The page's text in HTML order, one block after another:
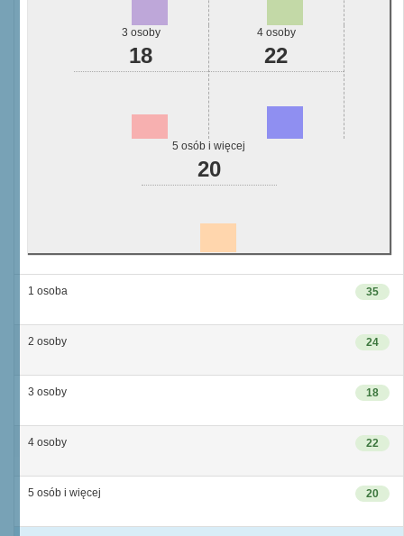
3 osoby
18
4 osoby
22
5 osób i więcej
20
35
1 osoba
24
2 osoby
18
3 osoby
22
4 osoby
20
5 osób i więcej